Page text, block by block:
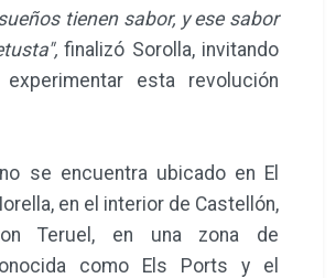
tienen sabor, y ese sabor
finalizó Sorolla, invitando
esta revolución
se encuentra ubicado en El
en el interior de Castellón,
Teruel, en una zona de
como Els Ports y el